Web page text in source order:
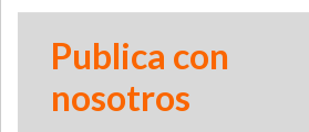
Publica con
nosotros